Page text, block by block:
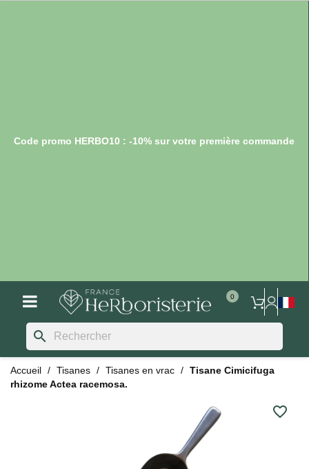
Code promo HERBO10 : -10% sur votre première commande
search
Accueil Tisanes Tisanes en vrac
Tisane Cimicifuga
rhizome Actea racemosa.
favorite_border